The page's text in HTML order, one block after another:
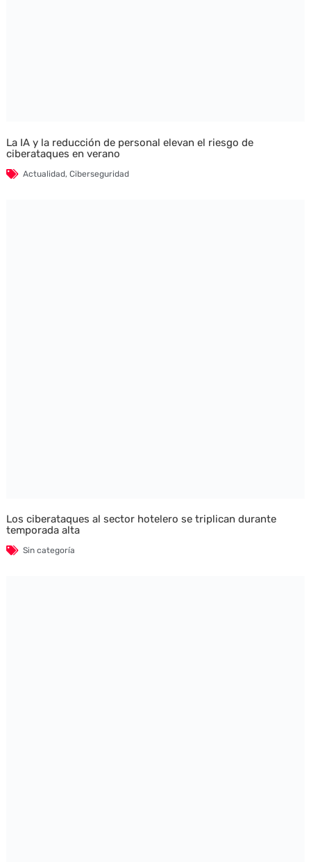
La IA y la reducción de personal elevan el riesgo de
ciberataques en verano
Actualidad, Ciberseguridad
Los ciberataques al sector hotelero se triplican durante
temporada alta
Sin categoría